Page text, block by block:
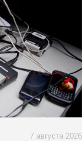
7 августа 2026